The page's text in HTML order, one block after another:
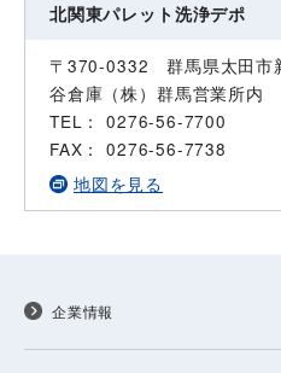
北関東パレット洗浄デポ
〒370-0332 群馬県太田市
谷倉庫（株）群馬営業所内
TEL： 0276-56-7700
FAX： 0276-56-7738
地図を見る
企業情報